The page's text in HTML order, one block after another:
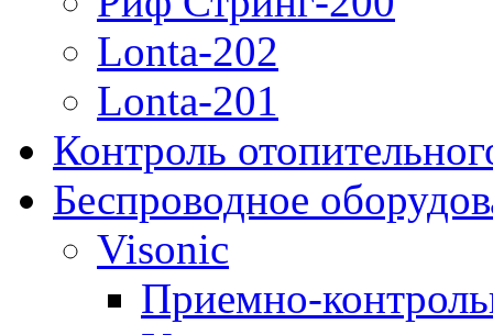
Lonta-202
Lonta-201
Контроль
Беспроводное
Visonic
Приемно-